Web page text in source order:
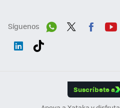
Síguenos
Suscríbete a